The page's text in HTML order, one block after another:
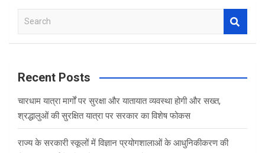
a
c
Recent Posts
चारधाम यात्रा मार्गों पर सुरक्षा और यातायात व्यवस्था होगी और सख्त,
श्रद्धालुओं की सुरक्षित यात्रा पर सरकार का विशेष फोकस
राज्य के सरकारी स्कूलों में विज्ञान प्रयोगशालाओं के आधुनिकीकरण की